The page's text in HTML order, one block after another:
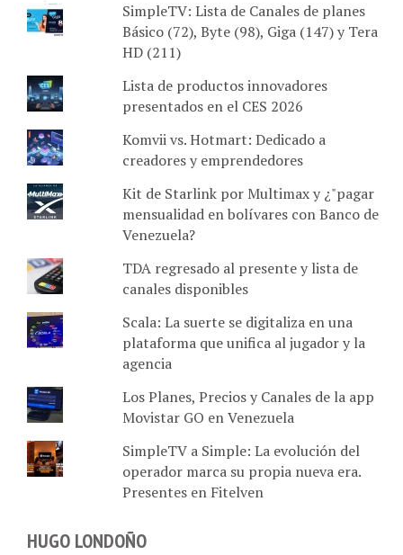
SimpleTV: Lista de Canales de planes
Básico (72), Byte (98), Giga (147) y Tera
HD (211)
Lista de productos innovadores
presentados en el CES 2026
Komvii vs. Hotmart: Dedicado a
creadores y emprendedores
Kit de Starlink por Multimax y ¿"pagar
mensualidad en bolívares con Banco de
Venezuela?
TDA regresado al presente y lista de
canales disponibles
Scala: La suerte se digitaliza en una
plataforma que unifica al jugador y la
agencia
Los Planes, Precios y Canales de la app
Movistar GO en Venezuela
SimpleTV a Simple: La evolución del
operador marca su propia nueva era.
Presentes en Fitelven
HUGO LONDOÑO